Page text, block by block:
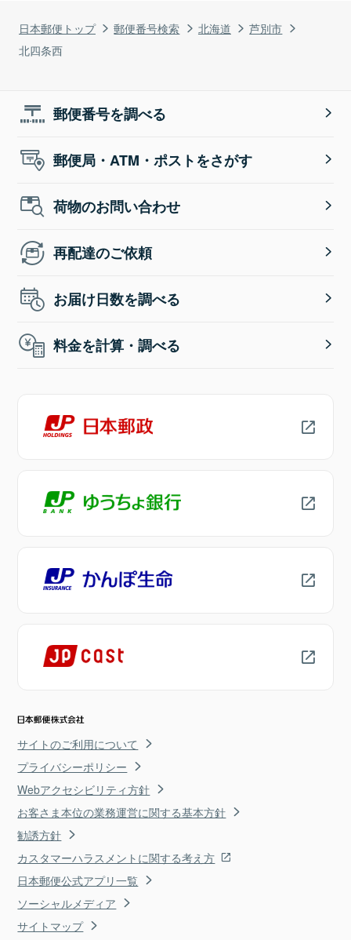
日本郵便トップ 郵便番号検索 北海道
芦別市
北四条西
郵便番号を調べる
郵便局・ATM・ポストをさがす
荷物のお問い合わせ
再配達のご依頼
お届け日数を調べる
料金を計算・調べる
サイトのご利用について
プライバシーポリシー
Webアクセシビリティ方針
お客さま本位の業務運営に関する基本方針
勧誘方針
カスタマーハラスメントに関する考え方
日本郵便公式アプリ一覧
ソーシャルメディア
サイトマップ